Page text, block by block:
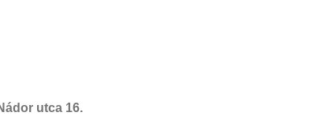
utca 16.